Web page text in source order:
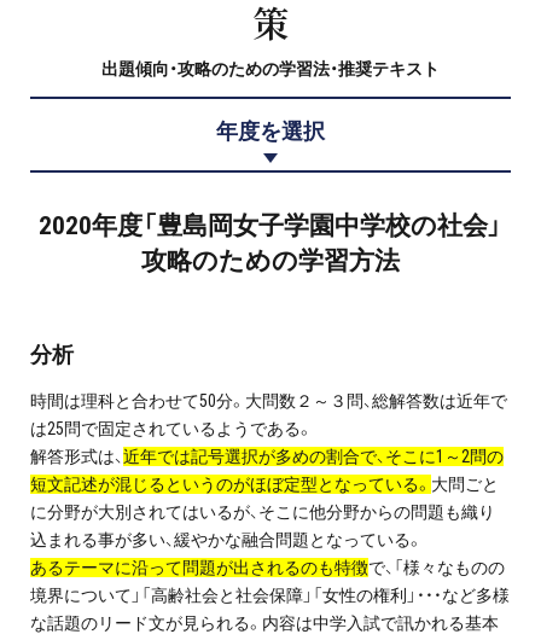
プロ家庭教師の英検®対策
費用について
お申込みの流れ
採用情報
インフォメーション
会社概要
採用情報
策
出題傾向・攻略のための学習法・推奨テキスト
年度を選択
2020年度「豊島岡女子学園中学校の社会」
攻略のための学習方法
分析
時間は理科と合わせて50分。大問数２～３問、総解答数は近年で
は25問で固定されているようである。
解答形式は、近年では記号選択が多めの割合で、そこに1～2問の
短文記述が混じるというのがほぼ定型となっている。 大問ごと
に分野が大別されてはいるが、そこに他分野からの問題も織り
込まれる事が多い、緩やかな融合問題となっている。
あるテーマに沿って問題が出されるのも特徴で、「様々なものの
境界について」「高齢社会と社会保障」「女性の権利」・・・など多様
な話題のリード文が見られる。内容は中学入試で訊かれる基本